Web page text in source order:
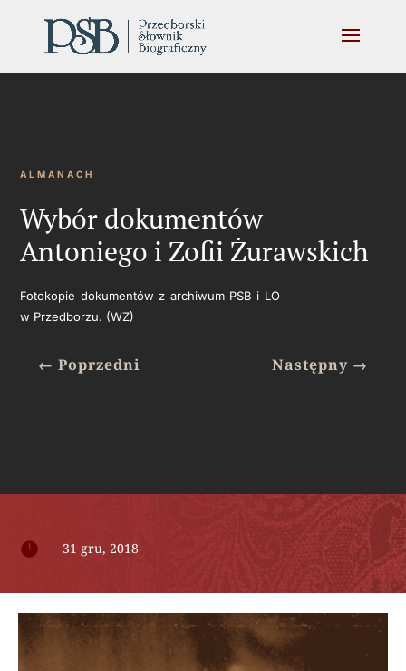
ALMANACH
Wybór dokumentów
Antoniego i Zofii Żurawskich
Fotokopie dokumentów z archiwum PSB i LO
w Przedborzu. (WZ)
←Poprzedni Następny→
 31 gru, 2018